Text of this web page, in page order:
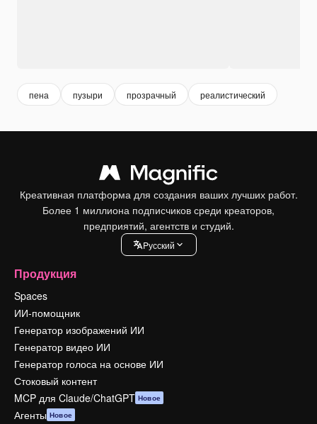
пена пузыри прозрачный реалистический
Креативная платформа для создания ваших лучших работ.
Более 1 миллиона подписчиков среди креаторов,
предприятий, агентств и студий.
Pусский
Продукция
Spaces
ИИ-помощник
Генератор изображений ИИ
Генератор видео ИИ
Генератор голоса на основе ИИ
Стоковый контент
MCP для Claude/ChatGPT Новое
Агенты Новое